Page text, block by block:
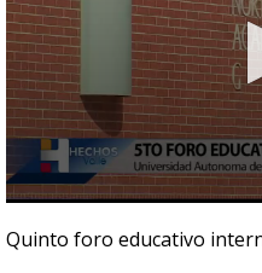
seconds
of
Quinto foro educativo